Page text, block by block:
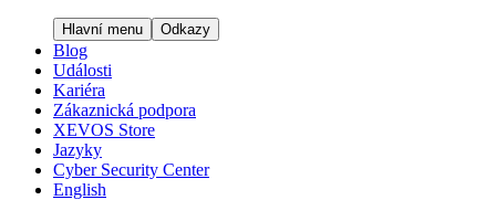
Hlavní menu Odkazy
Blog
Události
Kariéra
Zákaznická podpora
XEVOS Store
Jazyky
Cyber Security Center
English